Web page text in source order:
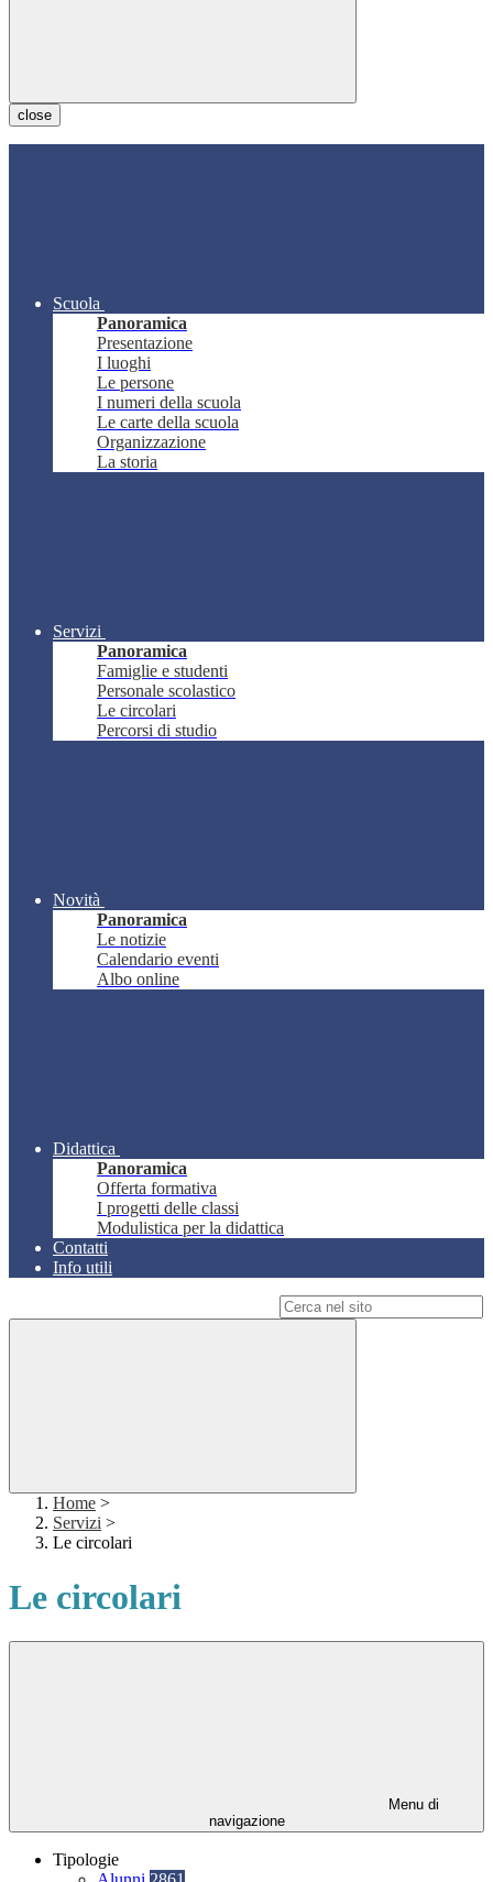
close
Scuola
Panoramica
Presentazione
I luoghi
Le persone
I numeri della scuola
Le carte della scuola
Organizzazione
La storia
Servizi
Panoramica
Famiglie e studenti
Personale scolastico
Le circolari
Percorsi di studio
Novità
Panoramica
Le notizie
Calendario eventi
Albo online
Didattica
Panoramica
Offerta formativa
I progetti delle classi
Modulistica per la didattica
Contatti
Info utili
Home >
Servizi >
Le circolari
Le circolari
Menu di
navigazione
Tipologie